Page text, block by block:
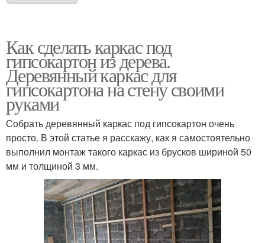
Как сделать каркас под
гипсокартон из дерева.
Деревянный каркас для
гипсокартона на стену своими
руками
Собрать деревянный каркас под гипсокартон очень
просто. В этой статье я расскажу, как я самостоятельно
выполнил монтаж такого каркас из брусков шириной 50
мм и толщиной 3 мм.